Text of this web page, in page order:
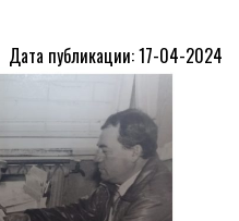
Дата публикации: 17-04-2024